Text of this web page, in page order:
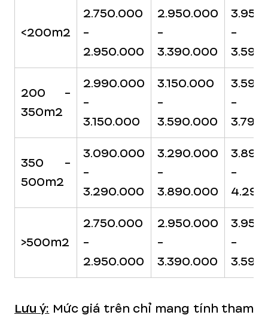
<200m2
2.750.000
-
2.950.000
2.950.000
-
3.390.000
-
200 -
350m2
2.990.000
-
3.150.000
3.150.000
-
3.590.000
-
350 -
500m2
3.090.000
-
3.290.000
3.290.000
-
3.890.000
-
>500m2
2.750.000
-
2.950.000
2.950.000
-
3.390.000
-
Lưu ý: Mức giá trên chỉ mang tính tham